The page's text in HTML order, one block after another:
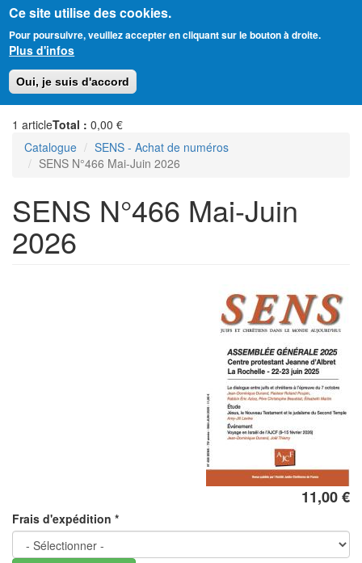
Ce site utilise des cookies.
Pour poursuivre, veuillez accepter en cliquant sur le bouton à droite.
Plus d'infos
Oui, je suis d'accord
au
contenu
principal
Amitié Judéo-Chrétienne de France
1 articleTotal : 0,00 €
Catalogue
SENS - Achat de numéros
SENS N°466 Mai-Juin 2026
SENS N°466 Mai-Juin
2026
11,00 €
Frais d'expédition *